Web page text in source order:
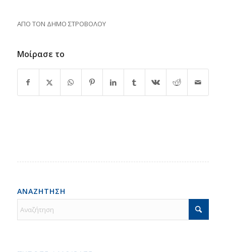
ΑΠΟ ΤΟΝ ΔΗΜΟ ΣΤΡΟΒΟΛΟΥ
Μοίρασε το
ΑΝΑΖΗΤΗΣΗ